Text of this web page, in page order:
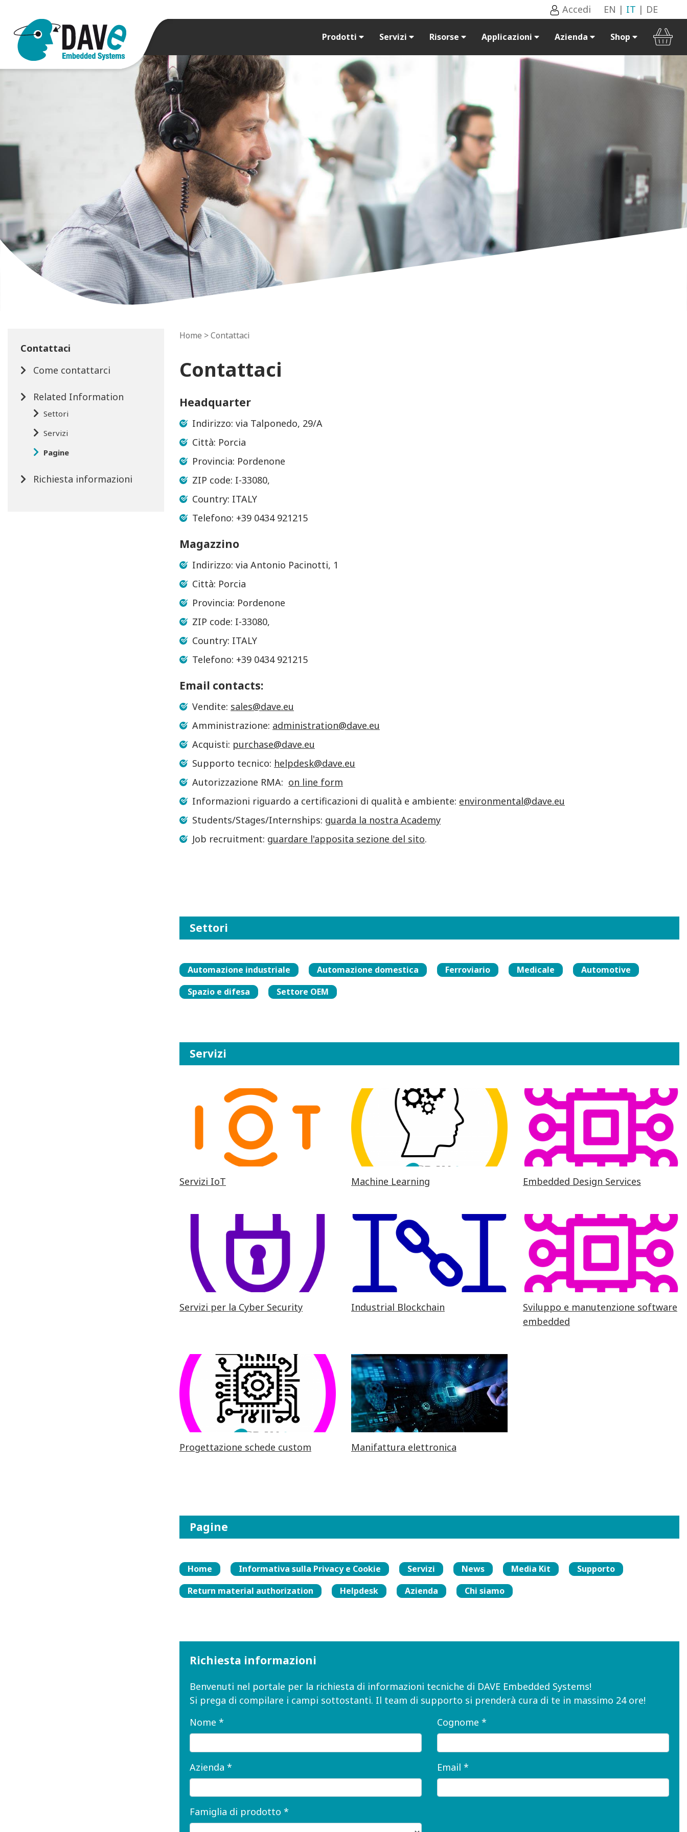
Accedi EN | IT | DE
Prodotti Servizi Risorse Applicazioni Azienda Shop
Contattaci
Come contattarci
Related Information
Settori
Servizi
Pagine
Richiesta informazioni
Home > Contattaci
Contattaci
Headquarter
Indirizzo: via Talponedo, 29/A
Città: Porcia
Provincia: Pordenone
ZIP code: I-33080,
Country: ITALY
Telefono: +39 0434 921215
Magazzino
Indirizzo: via Antonio Pacinotti, 1
Città: Porcia
Provincia: Pordenone
ZIP code: I-33080,
Country: ITALY
Telefono: +39 0434 921215
Email contacts:
Vendite: sales@dave.eu
Amministrazione: administration@dave.eu
Acquisti: purchase@dave.eu
Supporto tecnico: helpdesk@dave.eu
Autorizzazione RMA: on line form
Informazioni riguardo a certificazioni di qualità e ambiente: environmental@dave.eu
Students/Stages/Internships: guarda la nostra Academy
Job recruitment: guardare l'apposita sezione del sito.
Settori
Automazione industriale Automazione domestica Ferroviario Medicale
Automotive
Spazio e difesa
Settore OEM
Servizi
Servizi IoT Machine Learning Embedded Design Services
Servizi per la Cyber Security Industrial Blockchain
Sviluppo e manutenzione software
embedded
Progettazione schede custom Manifattura elettronica
Pagine
Home Informativa sulla Privacy e Cookie Servizi News Media Kit
Supporto
Return material authorization
Helpdesk Azienda Chi siamo
Richiesta informazioni
Benvenuti nel portale per la richiesta di informazioni tecniche di DAVE Embedded Systems!
Si prega di compilare i campi sottostanti. Il team di supporto si prenderà cura di te in massimo 24 ore!
Nome *
Cognome *
Azienda * Email *
Famiglia di prodotto *